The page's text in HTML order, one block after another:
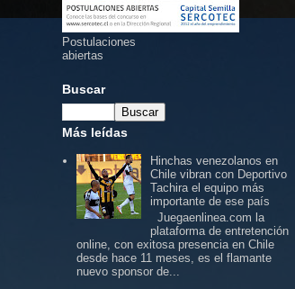
Postulaciones
abiertas
Buscar
Más leídas
Hinchas venezolanos en
Chile vibran con Deportivo
Tachira el equipo más
importante de ese país
Juegaenlinea.com la
plataforma de entretención
online, con exitosa presencia en Chile
desde hace 11 meses, es el flamante
nuevo sponsor de...